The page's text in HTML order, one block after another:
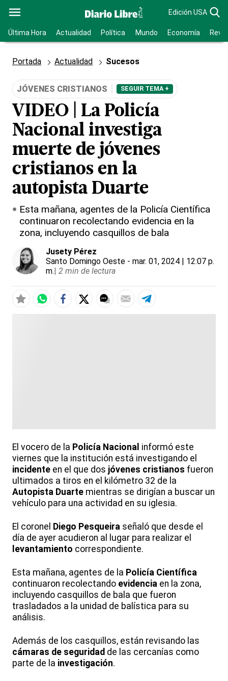
Edición USA
Última Hora Actualidad Política Mundo Economía
Portada Actualidad Sucesos
JÓVENES CRISTIANOS SEGUIR TEMA +
VIDEO | La Policía
Nacional investiga
muerte de jóvenes
cristianos en la
autopista Duarte
Esta mañana, agentes de la Policía Científica
continuaron recolectando evidencia en la
zona, incluyendo casquillos de bala
Jusety Pérez
Santo Domingo Oeste - mar. 01, 2024 | 12:07 p.
m.| 2 min de lectura
El vocero de la Policía Nacional informó este
viernes que la institución está investigando el
incidente en el que dos jóvenes cristianos fueron
ultimados a tiros en el kilómetro 32 de la
Autopista Duarte mientras se dirigían a buscar un
vehículo para una actividad en su iglesia.
El coronel Diego Pesqueira señaló que desde el
día de ayer acudieron al lugar para realizar el
levantamiento correspondiente.
Esta mañana, agentes de la Policía Científica
continuaron recolectando evidencia en la zona,
incluyendo casquillos de bala que fueron
trasladados a la unidad de balística para su
análisis.
Además de los casquillos, están revisando las
cámaras de seguridad de las cercanías como
parte de la investigación.